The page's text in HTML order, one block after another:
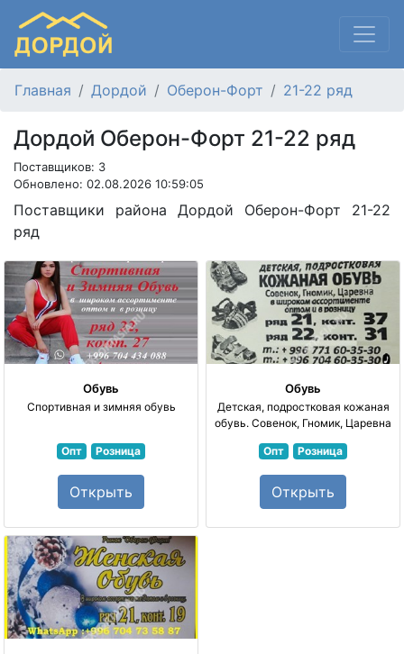
Главная Дордой Оберон-Форт 21-22 ряд
Дордой Оберон-Форт 21-22 ряд
Поставщиков: 3
Обновлено: 02.08.2026 10:59:05
Поставщики района Дордой Оберон-Форт 21-22
ряд
Обувь
Спортивная и зимняя обувь
Опт Розница
Открыть
Обувь
Детская, подростковая кожаная
обувь. Совенок, Гномик, Царевна
Опт Розница
Открыть